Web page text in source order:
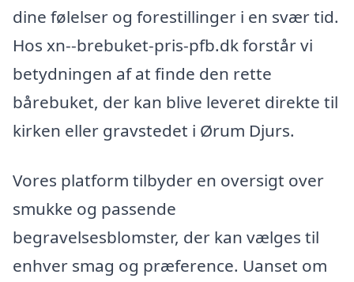
dine følelser og forestillinger i en svær tid.
Hos xn--brebuket-pris-pfb.dk forstår vi
betydningen af at finde den rette
bårebuket, der kan blive leveret direkte til
kirken eller gravstedet i Ørum Djurs.
Vores platform tilbyder en oversigt over
smukke og passende
begravelsesblomster, der kan vælges til
enhver smag og præference. Uanset om